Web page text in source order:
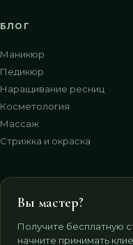
БЛОГ
Маникюр
Педикюр
Наращивание ресниц
Косметология
Массаж
Стрижка и окраска
Вы мастер?
Получите бесплатную
начните принимать